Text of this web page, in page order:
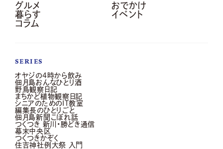
グルメ
おでかけ
暮らす
イベント
コラム
SERIES
オヤジの4時から飲み
佃月島おんなひとり酒
野鳥観察日記
まちかど植物観察日記
シニアのためのIT教室
編集長のひとりごと
佃月島新聞こぼれ話
つくつき 新川・勝どき通信
幕末中央区
つくつきかぞく
住吉神社例大祭 入門